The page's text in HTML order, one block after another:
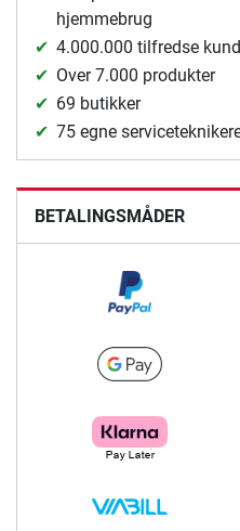
hjemmebrug
4.000.000 tilfredse
Over 7.000 produkter
69 butikker
75 egne
BETALINGSMÅDER